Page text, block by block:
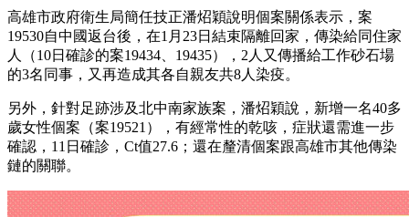
高雄市政府衛生局簡任技正潘炤穎說明個案關係表示，案
19530自中國返台後，在1月23日結束隔離回家，傳染給同住家
人（10日確診的案19434、19435），2人又傳播給工作砂石場
的3名同事，又再造成其各自親友共8人染疫。
另外，針對足跡涉及北中南家族案，潘炤穎說，新增一名40多
歲女性個案（案19521），有經常性的乾咳，症狀還需進一步
確認，11日確診，Ct值27.6；還在釐清個案跟高雄市其他傳染
鏈的關聯。